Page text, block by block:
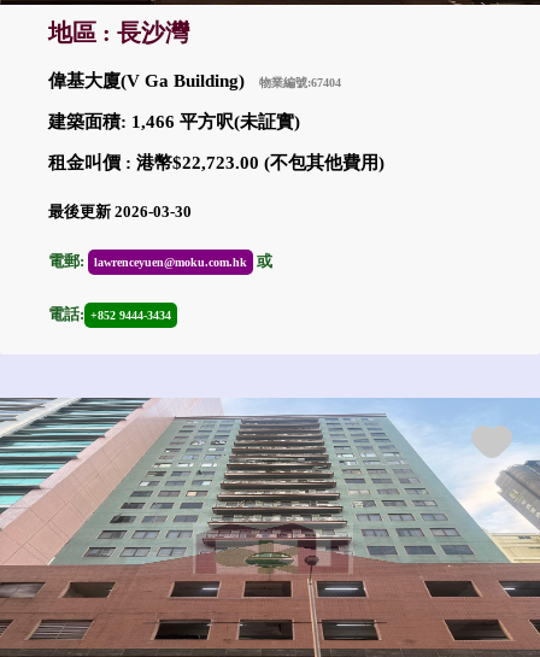
地區 : 長沙灣
偉基大廈(V Ga Building) 物業編號:67404
建築面積: 1,466 平方呎(未証實)
租金叫價 : 港幣$22,723.00 (不包其他費用)
最後更新 2026-03-30
電郵: lawrenceyuen@moku.com.hk 或
電話: +852 9444-3434